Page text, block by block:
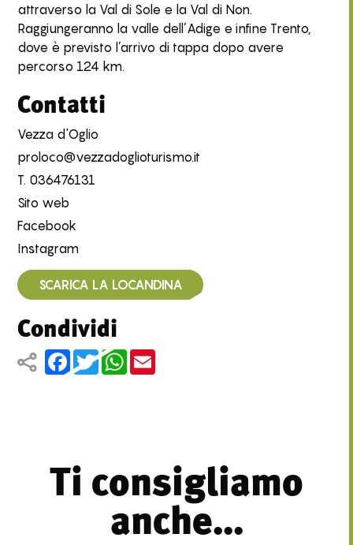
attraverso la Val di Sole e la Val di Non.
Raggiungeranno la valle dell’Adige e infine Trento,
dove è previsto l’arrivo di tappa dopo avere
percorso 124 km.
Contatti
Vezza d'Oglio
proloco@vezzadoglioturismo.it
T. 036476131
Sito web
Facebook
Instagram
SCARICA LA LOCANDINA
Condividi
Facebook
TwitterWhatsApp
Email
Ti consigliamo
anche...